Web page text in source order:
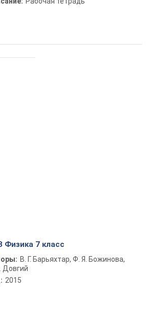
Физика 7 класс
В. Г. Барьяхтар, Ф. Я. Божинова,
Довгий
2015